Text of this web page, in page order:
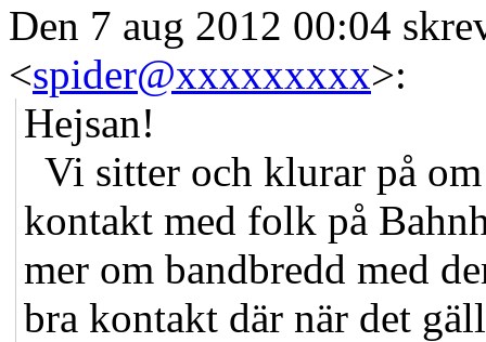
Den 7 aug 2012 00:04
<spider@xxxxxxxxx>:
Hejsan!
Vi sitter och klurar på
kontakt med folk på
mer om bandbredd med
bra kontakt där när det